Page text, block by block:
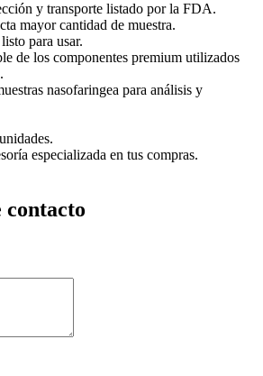
y transporte listado por la FDA.
mayor cantidad de muestra.
para usar.
de los componentes premium utilizados
nasofaringea para análisis y
especializada en tus compras.